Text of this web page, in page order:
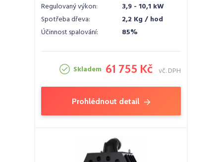
Regulovaný výkon:
3,9 - 10,1 kW
Spotřeba dřeva:
2,2 Kg / hod
Účinnost spalování:
85%
Skladem 61 755 Kč vč. DPH
Prohlédnout detail